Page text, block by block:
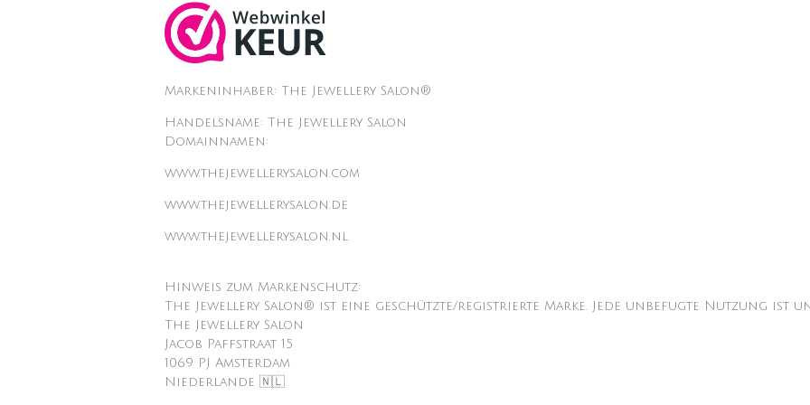
Markeninhaber: The Jewellery Salon®
Handelsname: The Jewellery Salon
Domainnamen:
www.thejewellerysalon.com
www.thejewellerysalon.de
www.thejewellerysalon.nl
Hinweis zum Markenschutz:
The Jewellery Salon® ist eine geschützte/registrierte Marke. Jede unbefugte Nutzung ist
The Jewellery Salon
Jacob Paffstraat 15
1069 PJ Amsterdam
Niederlande 🇳🇱